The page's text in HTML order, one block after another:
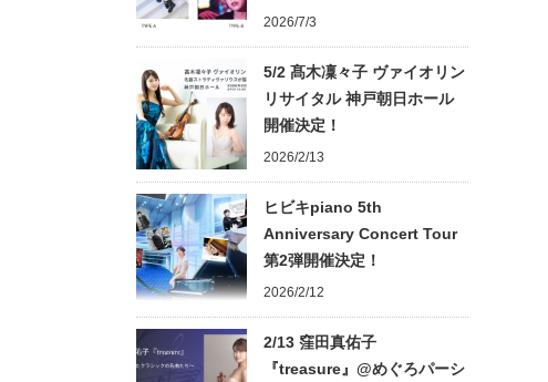
2026/7/3
5/2 髙木凜々子 ヴァイオリン
リサイタル 神戸朝日ホール
開催決定！
2026/2/13
ヒビキpiano 5th
Anniversary Concert Tour
第2弾開催決定！
2026/2/12
2/13 窪田真佑子
『treasure』@めぐろパーシ